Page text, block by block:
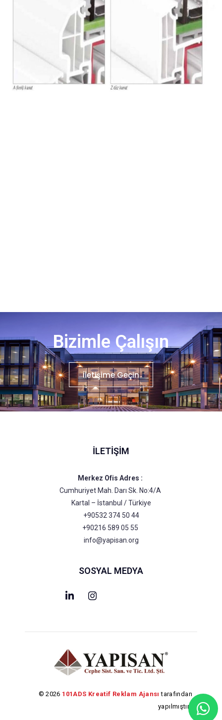
Bizimle Çalışın
İletişime Geçin
İLETIŞIM
Merkez Ofis Adres :
Cumhuriyet Mah. Darı Sk. No:4/A
Kartal – İstanbul / Türkiye
+90532 374 50 44
+90216 589 05 55
info@yapisan.org
SOSYAL MEDYA
© 2026 101ADS Kreatif Reklam Ajansı tarafından
yapılmıştır.